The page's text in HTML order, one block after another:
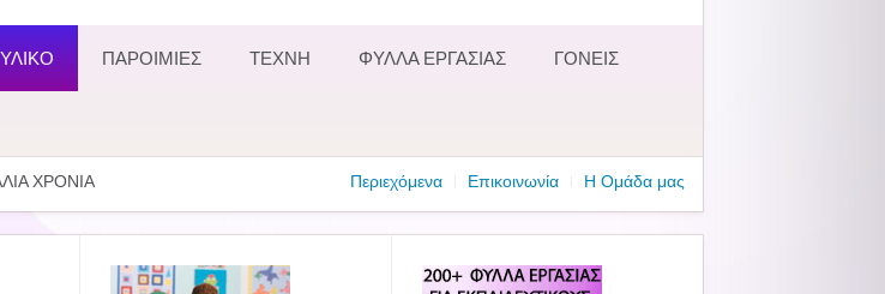
ΠΑΡΟΙΜΙΕΣ ΤΕΧΝΗ ΦΥΛΛΑ ΕΡΓΑΣΙΑΣ ΓΟΝΕΙΣ
ΧΡΟΝΙΑ Περιεχόμενα Επικοινωνία Η Ομάδα μας